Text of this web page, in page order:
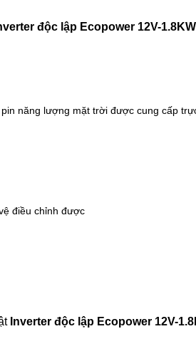
độc lập Ecopower 12V-
năng lượng mặt trời được cung cấp
điều chỉnh được
Inverter độc lập Ecopower 12V-